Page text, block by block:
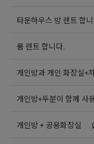
타운하우스 방 렌트 합
룸 렌트 합니다.
개인방과 개인 화장실+
개인방+두분이 함께 사
개인방 + 공용화장실